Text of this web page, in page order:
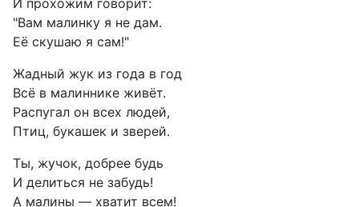
И прохожим говорит:
"Вам малинку я не дам.
Её скушаю я сам!"
Жадный жук из года в год
Всё в малиннике живёт.
Распугал он всех людей,
Птиц, букашек и зверей.
Ты, жучок, добрее будь
И делиться не забудь!
А малины — хватит всем!